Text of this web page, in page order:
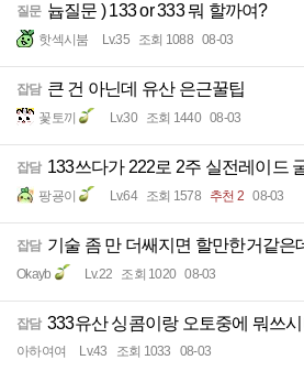
질문 늅질문 ) 133 or 333 뭐 할까여?
핫섹시붐 Lv.35 조회 1088 08-03
잡담 큰 건 아닌데 유산 은근꿀팁
꽃토끼 Lv.30 조회 1440 08-03
잡담 133쓰다가 222로 2주 실전레이드
팡굥이 Lv.64 조회 1578 추천 2 08-03
잡담 기술 좀 만 더쌔지면 할만한거같은
Okayb Lv.22 조회 1020 08-03
잡담 333유산 싱콤이랑 오토중에 뭐쓰
아하여여 Lv.43 조회 1033 08-03